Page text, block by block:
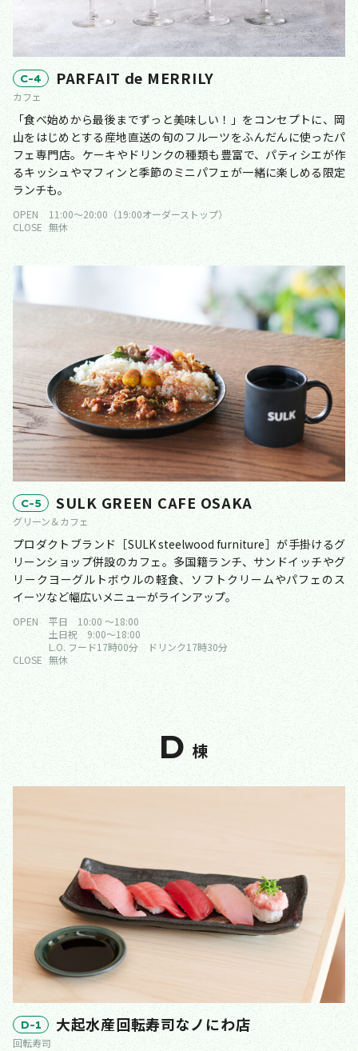
C-4 PARFAIT de MERRILY
カフェ
「食べ始めから最後までずっと美味しい！」をコンセプトに、岡
山をはじめとする産地直送の旬のフルーツをふんだんに使ったパ
フェ専門店。ケーキやドリンクの種類も豊富で、パティシエが作
るキッシュやマフィンと季節のミニパフェが一緒に楽しめる限定
ランチも。
OPEN
11:00〜20:00（19:00オーダーストップ）
CLOSE 無休
C-5 SULK GREEN CAFE OSAKA
グリーン＆カフェ
プロダクトブランド［SULK steelwood furniture］が手掛けるグ
リーンショップ併設のカフェ。多国籍ランチ、サンドイッチやグ
リークヨーグルトボウルの軽食、ソフトクリームやパフェのス
イーツなど幅広いメニューがラインアップ。
OPEN
平日 10:00 ～18:00
土日祝 9:00〜18:00
L.O. フード17時00分 ドリンク17時30分
CLOSE 無休
D 棟
D-1 大起水産回転寿司なノにわ店
回転寿司